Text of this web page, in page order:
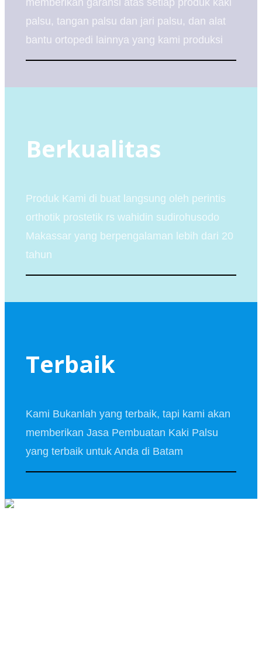
palsu, tangan palsu dan jari palsu, dan alat
bantu ortopedi lainnya yang kami produksi
Berkualitas
Produk Kami di buat langsung oleh perintis
orthotik prostetik rs wahidin sudirohusodo
Makassar yang berpengalaman lebih dari 20
tahun
Terbaik
Kami Bukanlah yang terbaik, tapi kami akan
memberikan Jasa Pembuatan Kaki Palsu
yang terbaik untuk Anda di Batam